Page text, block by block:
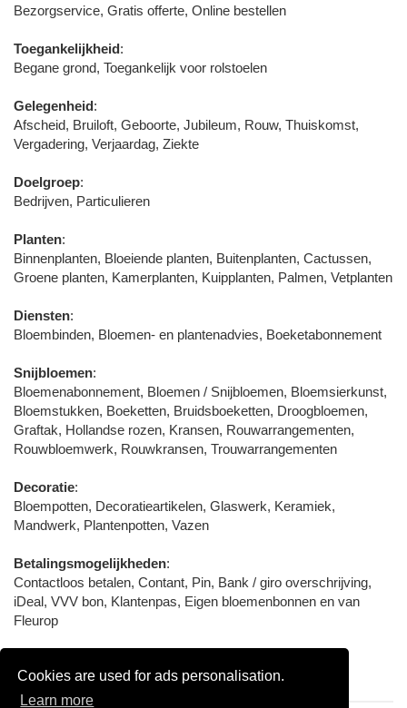
Cookies are used for ads personalisation.
Learn more
Bezorgservice, Gratis offerte, Online bestellen
Toegankelijkheid:
Begane grond, Toegankelijk voor rolstoelen
Gelegenheid:
Afscheid, Bruiloft, Geboorte, Jubileum, Rouw, Thuiskomst,
Vergadering, Verjaardag, Ziekte
Doelgroep:
Bedrijven, Particulieren
Planten:
Binnenplanten, Bloeiende planten, Buitenplanten, Cactussen,
Groene planten, Kamerplanten, Kuipplanten, Palmen, Vetplanten
Diensten:
Bloembinden, Bloemen- en plantenadvies, Boeketabonnement
Snijbloemen:
Bloemenabonnement, Bloemen / Snijbloemen, Bloemsierkunst,
Bloemstukken, Boeketten, Bruidsboeketten, Droogbloemen,
Graftak, Hollandse rozen, Kransen, Rouwarrangementen,
Rouwbloemwerk, Rouwkransen, Trouwarrangementen
Decoratie:
Bloempotten, Decoratieartikelen, Glaswerk, Keramiek,
Mandwerk, Plantenpotten, Vazen
Betalingsmogelijkheden:
Contactloos betalen, Contant, Pin, Bank / giro overschrijving,
iDeal, VVV bon, Klantenpas, Eigen bloemenbonnen en van
Fleurop
Fleurop, Vereniging Bloemist Winkeliers